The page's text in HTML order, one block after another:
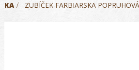
KA > ZUBÍČEK FARBIARSKA